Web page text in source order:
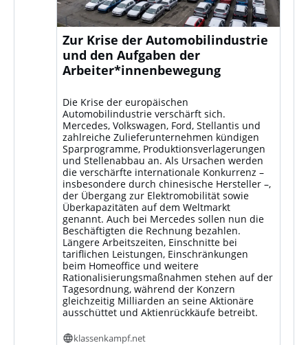
Zur Krise der Automobilindustrie
und den Aufgaben der
Arbeiter*innenbewegung
Die Krise der europäischen
Automobilindustrie verschärft sich.
Mercedes, Volkswagen, Ford, Stellantis und
zahlreiche Zulieferunternehmen kündigen
Sparprogramme, Produktionsverlagerungen
und Stellenabbau an. Als Ursachen werden
die verschärfte internationale Konkurrenz –
insbesondere durch chinesische Hersteller –,
der Übergang zur Elektromobilität sowie
Überkapazitäten auf dem Weltmarkt
genannt. Auch bei Mercedes sollen nun die
Beschäftigten die Rechnung bezahlen.
Längere Arbeitszeiten, Einschnitte bei
tariflichen Leistungen, Einschränkungen
beim Homeoffice und weitere
Rationalisierungsmaßnahmen stehen auf der
Tagesordnung, während der Konzern
gleichzeitig Milliarden an seine Aktionäre
ausschüttet und Aktienrückkäufe betreibt.
klassenkampf.net